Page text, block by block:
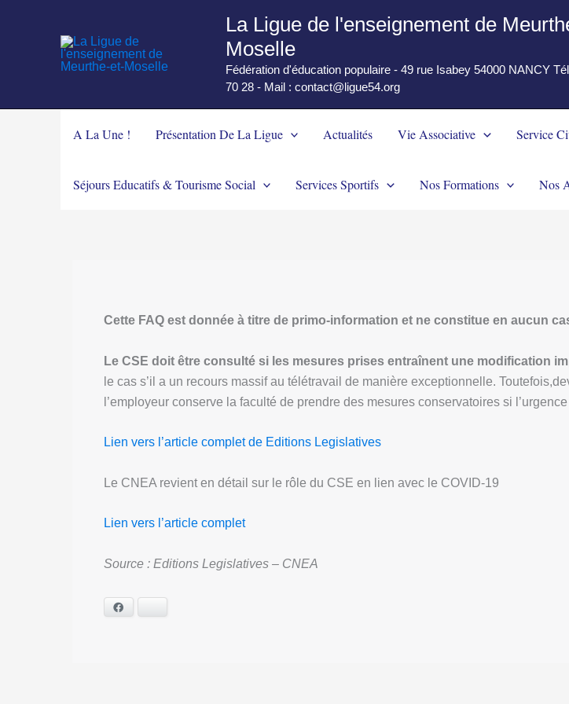
La Ligue de l'enseignement de
Moselle
Fédération d'éducation populaire - 49 rue Isabey 54000 NANCY
70 28 - Mail : contact@ligue54.org
A La Une ! Présentation De La Ligue Actualités Vie Associative Service
Séjours Educatifs & Tourisme Social Services Sportifs Nos Formations Nos
Cette FAQ est donnée à titre de primo-information et ne constitue en aucun
Le CSE doit être consulté si les mesures prises entraînent une modification
le cas s’il a un recours massif au télétravail de manière exceptionnelle.
l’employeur conserve la faculté de prendre des mesures conservatoires si
Lien vers l’article complet de Editions Legislatives
Le CNEA revient en détail sur le rôle du CSE en lien avec le COVID-19
Lien vers l’article complet
Source : Editions Legislatives – CNEA